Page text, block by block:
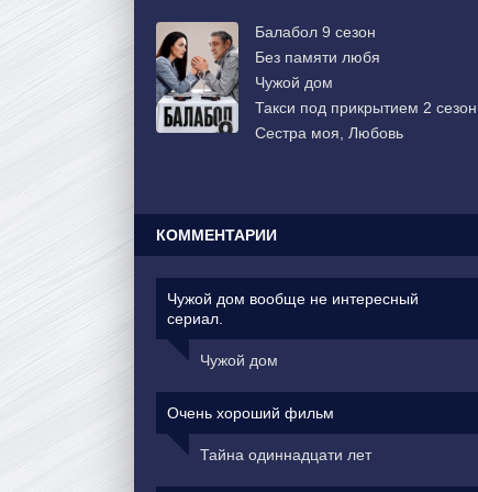
Балабол 9 сезон
Без памяти любя
Чужой дом
Такси под прикрытием 2 сезон
Сестра моя, Любовь
КОММЕНТАРИИ
Чужой дом вообще не интересный
сериал.
Чужой дом
Очень хороший фильм
Тайна одиннадцати лет